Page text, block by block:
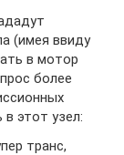
(имея ввиду
в мотор
более
этот узел:
транс,